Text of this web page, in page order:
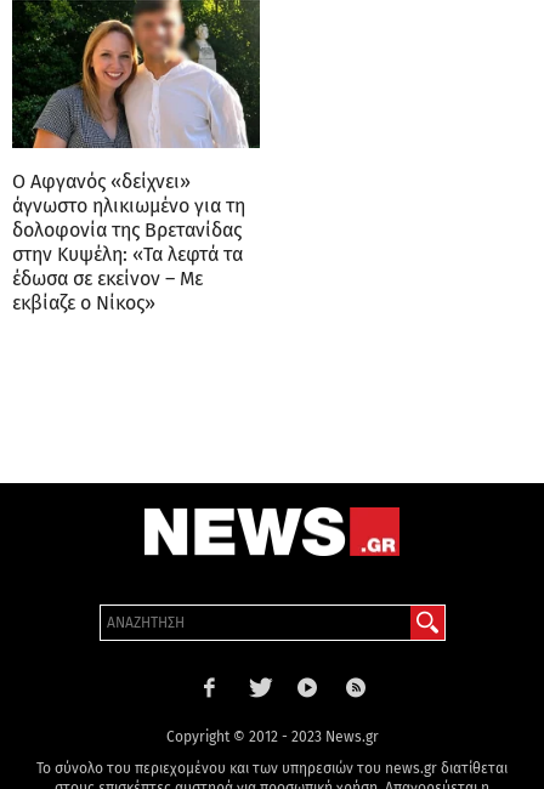
Ο Αφγανός «δείχνει»
άγνωστο ηλικιωμένο για τη
δολοφονία της Βρετανίδας
στην Κυψέλη: «Τα λεφτά τα
έδωσα σε εκείνον – Με
εκβίαζε ο Νίκος»
Copyright © 2012 - 2023 News.gr
Το σύνολο του περιεχομένου και των υπηρεσιών του news.gr διατίθεται